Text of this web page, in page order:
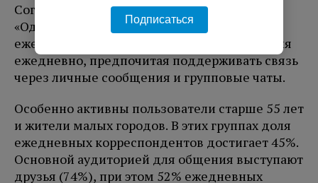
Согласно новому исследованию
«Одноклассников», 42% пользователей
ежедневно используют соцсеть для общения
ежедневно, предпочитая поддерживать связь
через личные сообщения и групповые чаты.
Особенно активны пользователи старше 55 лет
и жители малых городов. В этих группах доля
ежедневных корреспондентов достигает 45%.
Основной аудиторией для общения выступают
друзья (74%), при этом 52% ежедневных
Подписаться